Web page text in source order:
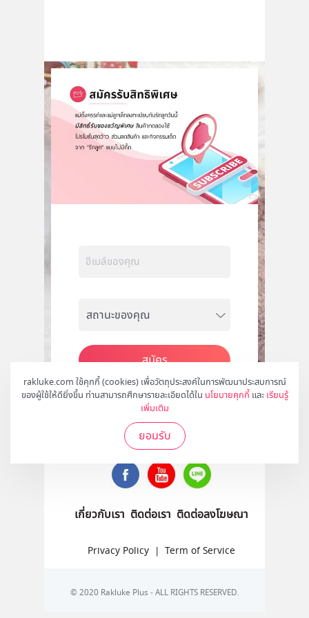
rakluke.com ใช้คุกกี้ (cookies) เพื่อวัตถุประสงค์ในการพัฒนาประสบการณ์
ของผู้ใช้ให้ดียิ่งขึ้น ท่านสามารถศึกษารายละเอียดได้ใน นโยบายคุกกี้ และ เรียนรู้
เพิ่มเติม
ยอมรับ
สมัคร
ติดตามเราได้ที่
เกี่ยวกับเรา ติดต่อเรา ติดต่อลงโฆษณา
Privacy Policy | Term of Service
© 2020 Rakluke Plus - ALL RIGHTS RESERVED.